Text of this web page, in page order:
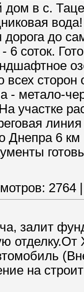
в с.
дорога до
соток.
всех
- метало-
участке
Днепра 6
2764
залит
на